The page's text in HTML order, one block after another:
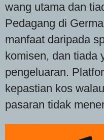
wang utama dan
Pedagang di
manfaat daripada
komisen, dan tiada
pengeluaran.
kepastian kos
pasaran tidak